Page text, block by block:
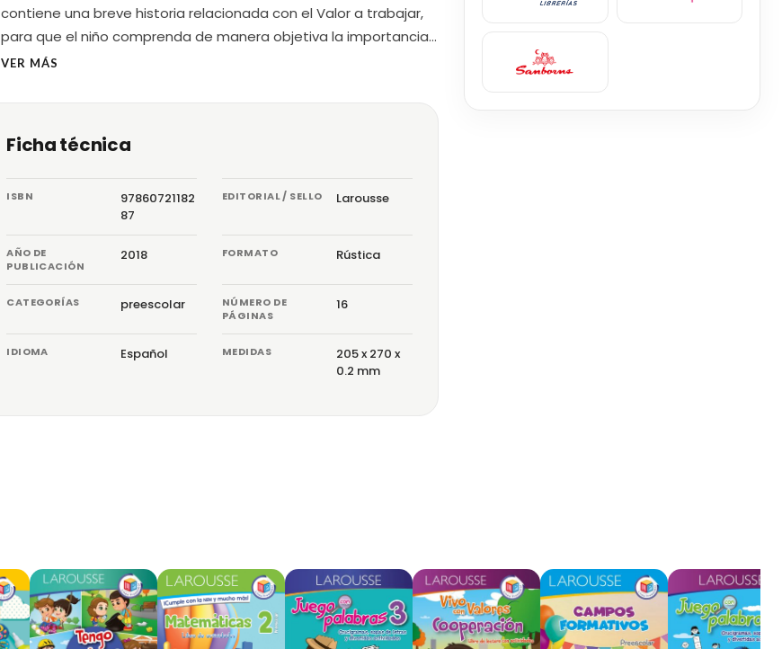
contiene una breve historia relacionada con el Valor a trabajar,
para que el niño comprenda de manera objetiva la importancia…
VER MÁS
Ficha técnica
ISBN
97860721182
87
EDITORIAL / SELLO Larousse
AÑO DE
PUBLICACIÓN
2018 FORMATO Rústica
CATEGORÍAS preescolar
NÚMERO DE
PÁGINAS
16
IDIOMA Español MEDIDAS
205 x 270 x
0.2 mm